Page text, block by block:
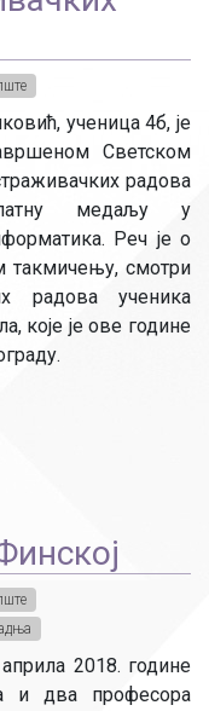
ученица 4б, је
Светском
радова
медаљу у
Реч је о
такмичењу, смотри
радова ученика
које је ове године
2018. године
и два професора